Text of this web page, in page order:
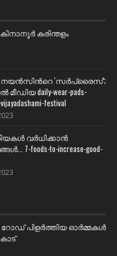
കരിന്തളം
നയന്‍സിന്‍റെ 'സര്‍പ്രൈസ്';
daily-wear-pads-
festival
വര്‍ധിക്കാന്‍
7-foods-to-increase-good-
റോഡ് പിളർത്തിയ ഓർമ്മകൾ